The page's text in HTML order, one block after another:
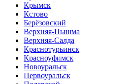
Крымск
Кстово
Берёзовский
Верхняя-Пышма
Верхняя-Салда
Краснотурьинск
Красноуфимск
Новоуральск
Первоуральск